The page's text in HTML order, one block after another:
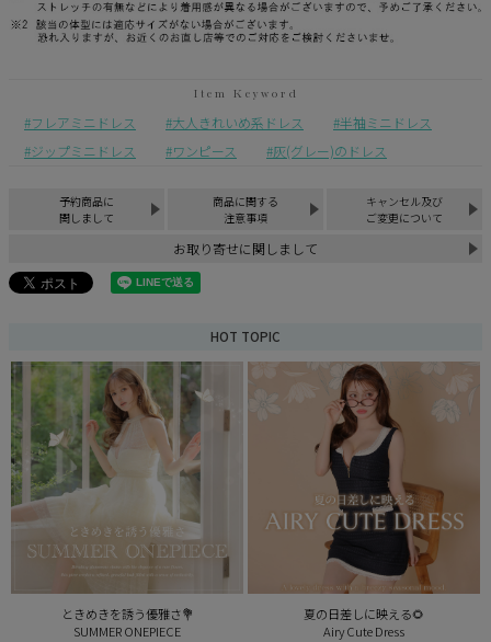
フレアミニドレス 大人きれいめ系ドレス
半袖ミニドレス
ジップミニドレス
ワンピース 灰(グレー)のドレス
予約商品に
関しまして
商品に関する
注意事項
キャンセル及び
ご変更について
お取り寄せに関しまして
HOT TOPIC
ときめきを誘う優雅さ💐
SUMMER ONEPIECE
夏の日差しに映える🌻
Airy Cute Dress